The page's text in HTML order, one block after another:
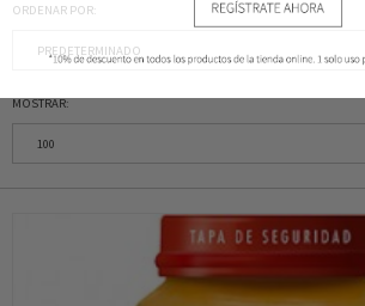
ORDENAR POR:
MOSTRAR: